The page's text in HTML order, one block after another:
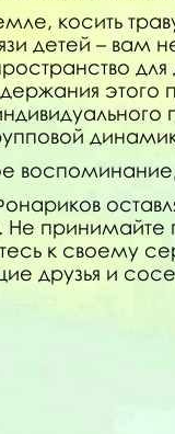
косить
детей –
этого
принимайте
к своему
друзья и